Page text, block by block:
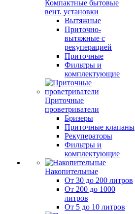
Компактные бытовые
вент. установки
Вытяжные
Приточно-
вытяжные с
рекуперацией
Приточные
Фильтры и
комплектующие
Приточные
проветриватели
Бризеры
Приточные клапаны
Рекуператоры
Фильтры и
комплектующие
Накопительные
От 30 до 200 литров
От 200 до 1000
литров
От 5 до 10 литров